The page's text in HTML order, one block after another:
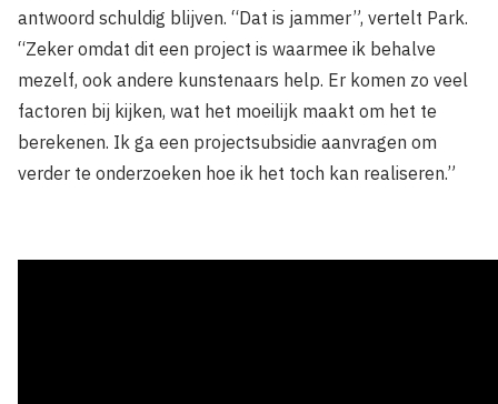
antwoord schuldig blijven. “Dat is jammer”, vertelt Park.
“Zeker omdat dit een project is waarmee ik behalve
mezelf, ook andere kunstenaars help. Er komen zo veel
factoren bij kijken, wat het moeilijk maakt om het te
berekenen. Ik ga een projectsubsidie aanvragen om
verder te onderzoeken hoe ik het toch kan realiseren.”